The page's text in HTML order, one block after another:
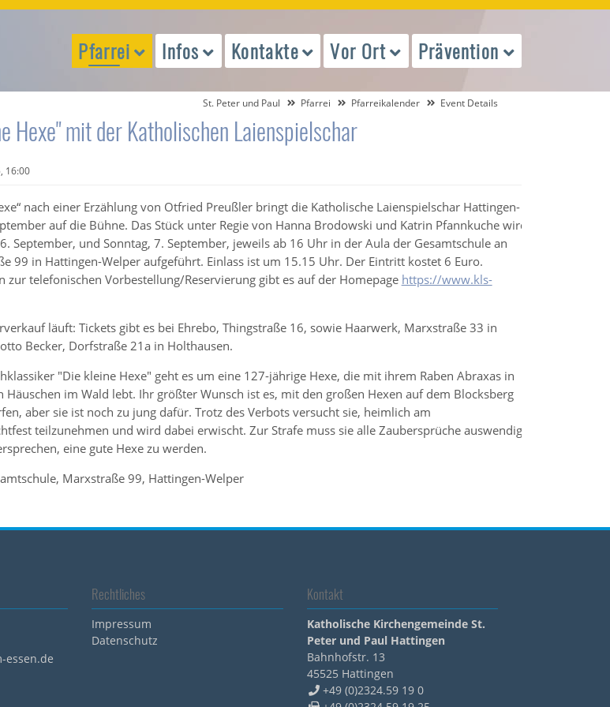
Pfarrei Infos Kontakte Vor Ort Prävention
St. Peter und Paul Pfarrei Pfarreikalender Event Details
Hexe" mit der Katholischen Laienspielschar
16:00
nach einer Erzählung von Otfried Preußler bringt die Katholische Laienspielschar Hattingen-
auf die Bühne. Das Stück unter Regie von Hanna Brodowski und Katrin Pfannkuche wird
September, und Sonntag, 7. September, jeweils ab 16 Uhr in der Aula der Gesamtschule an
99 in Hattingen-Welper aufgeführt. Einlass ist um 15.15 Uhr. Der Eintritt kostet 6 Euro.
zur telefonischen Vorbestellung/Reservierung gibt es auf der Homepage https://www.kls-
läuft: Tickets gibt es bei Ehrebo, Thingstraße 16, sowie Haarwerk, Marxstraße 33 in
Becker, Dorfstraße 21a in Holthausen.
"Die kleine Hexe" geht es um eine 127-jährige Hexe, die mit ihrem Raben Abraxas in
Häuschen im Wald lebt. Ihr größter Wunsch ist es, mit den großen Hexen auf dem Blocksberg
aber sie ist noch zu jung dafür. Trotz des Verbots versucht sie, heimlich am
teilzunehmen und wird dabei erwischt. Zur Strafe muss sie alle Zaubersprüche auswendig
eine gute Hexe zu werden.
Marxstraße 99, Hattingen-Welper
essen.de
Rechtliches
Impressum
Datenschutz
Kontakt
Katholische Kirchengemeinde St.
Peter und Paul Hattingen
Bahnhofstr. 13
45525 Hattingen
+49 (0)2324.59 19 0